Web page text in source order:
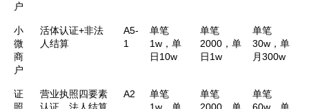
户
小
微
商
户
活体认证+非法
人结算
A5-
1
单笔
1w，单
日10w
单笔
2000，单
日1w
单笔
30w，单
月300w
证
营业执照四要素
A2
单笔
单笔
单笔